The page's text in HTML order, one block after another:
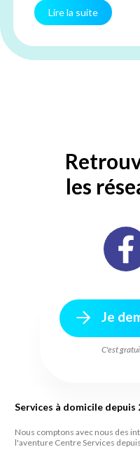
Lire la suite
les
Je
C'est
Services à domicile depuis
Nous comptons avec nous des
l'aventure Centre Services